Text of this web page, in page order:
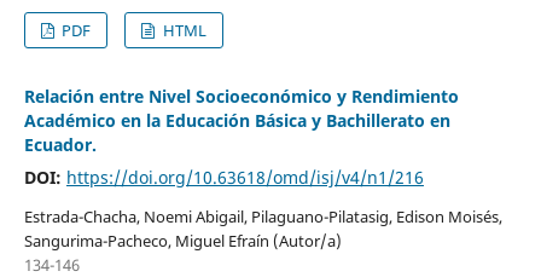
PDF
HTML
Relación entre Nivel Socioeconómico y Rendimiento
Académico en la Educación Básica y Bachillerato en
Ecuador.
DOI: https://doi.org/10.63618/omd/isj/v4/n1/216
Estrada-Chacha, Noemi Abigail, Pilaguano-Pilatasig, Edison Moisés,
Sangurima-Pacheco, Miguel Efraín (Autor/a)
134-146